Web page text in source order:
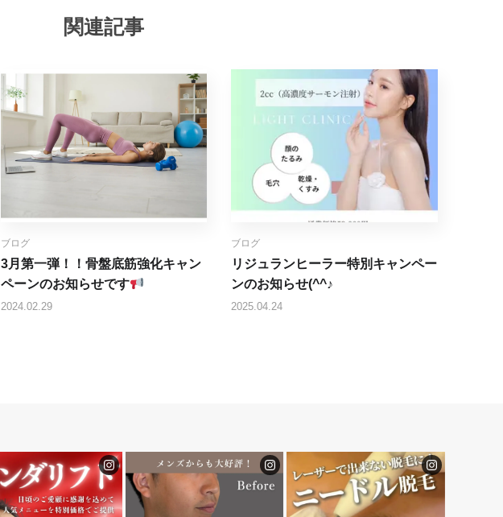
関連記事
ブログ
3月第一弾！！骨盤底筋強化キャン
ペーンのお知らせです
2024.02.29
ブログ
リジュランヒーラー特別キャンペー
ンのお知らせ(^^♪
2025.04.24